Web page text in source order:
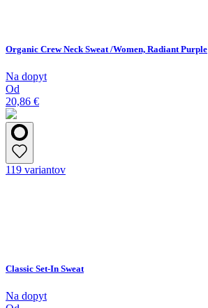
Organic Crew Neck Sweat /Women, Radiant Purple
Na dopyt
Od
20,86 €
119 variantov
Classic Set-In Sweat
Na dopyt